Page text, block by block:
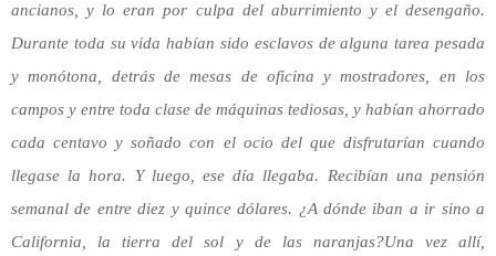
ancianos, y lo eran por culpa del aburrimiento y el desengaño.
Durante toda su vidahabían sido esclavos de alguna tarea pesada
y monótona, detrás de mesas de oficina y mostradores, en los
campos y entre toda clase de máquinas tediosas, y habían ahorrado
cada centavo y soñado con el ocio del que disfrutarían cuando
llegase la hora. Y luego, ese día llegaba. Recibían una pensión
semanal de entre diez y quince dólares. ¿A dónde iban a ir sino a
California, la tierra del sol y de las naranjas?Una vez allí,